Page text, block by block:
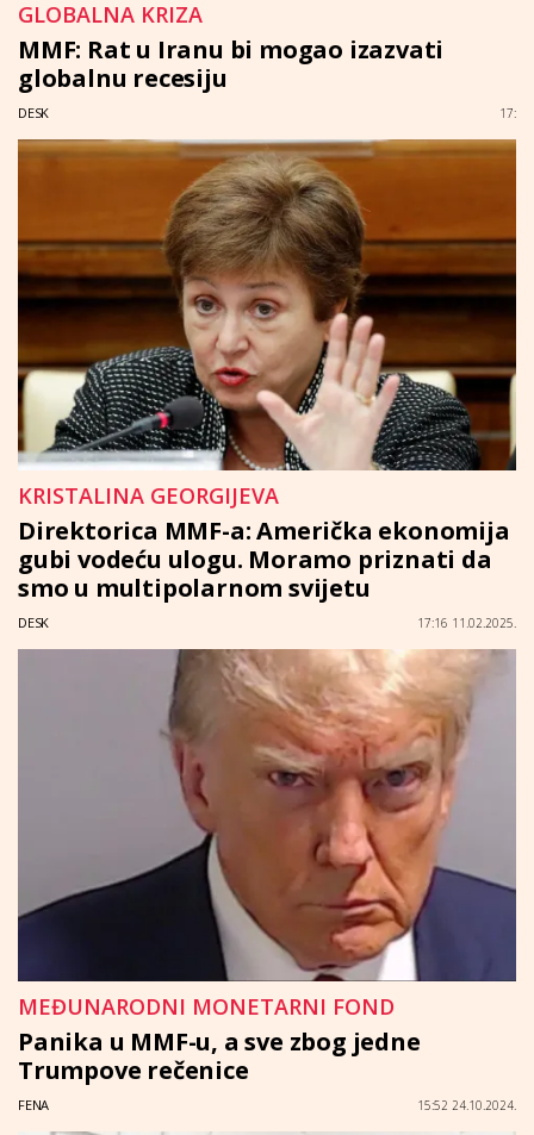
GLOBALNA KRIZA
MMF: Rat u Iranu bi mogao izazvati
globalnu recesiju
DESK 17:
KRISTALINA GEORGIJEVA
Direktorica MMF-a: Američka ekonomija
gubi vodeću ulogu. Moramo priznati da
smo u multipolarnom svijetu
DESK 17:16 11.02.2025.
MEĐUNARODNI MONETARNI FOND
Panika u MMF-u, a sve zbog jedne
Trumpove rečenice
FENA 15:52 24.10.2024.